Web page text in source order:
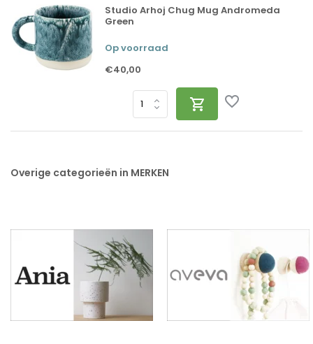
Studio Arhoj Chug Mug Andromeda
Green
Op voorraad
€40,00
Overige categorieën in MERKEN